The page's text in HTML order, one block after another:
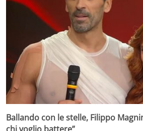
Ballando con le stelle, Filippo